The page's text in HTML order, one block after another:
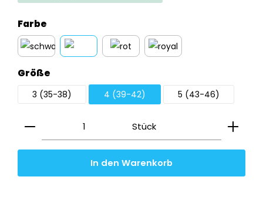
Farbe
Größe
3 (35-38) 4 (39-42) 5 (43-46)
Produkt Anzahl: Gib den gewünschten Wert
Stück
In den Warenkorb